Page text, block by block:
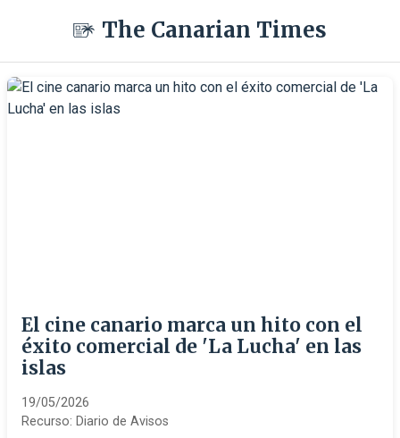
The Canarian Times
El cine canario marca un hito con el
éxito comercial de 'La Lucha' en las
islas
19/05/2026
Recurso: Diario de Avisos